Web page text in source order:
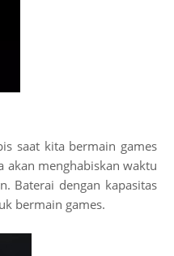
saat kita bermain games
akan menghabiskan waktu
Baterai dengan kapasitas
bermain games.